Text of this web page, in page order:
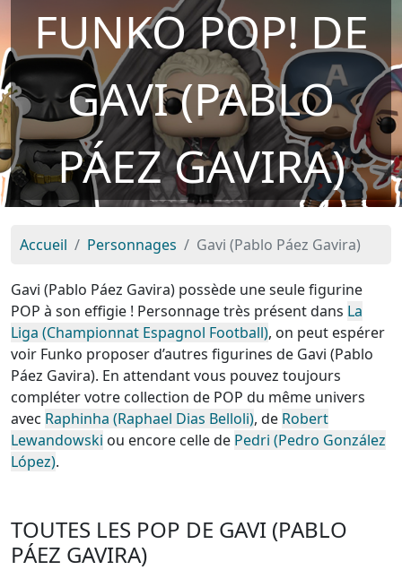
FUNKO POP! DE
GAVI (PABLO
PÁEZ GAVIRA)
Accueil Personnages Gavi (Pablo Páez Gavira)
Gavi (Pablo Páez Gavira) possède une seule figurine
POP à son effigie ! Personnage très présent dans La
Liga (Championnat Espagnol Football), on peut espérer
voir Funko proposer d’autres figurines de Gavi (Pablo
Páez Gavira). En attendant vous pouvez toujours
compléter votre collection de POP du même univers
avec Raphinha (Raphael Dias Belloli), de Robert
Lewandowski ou encore celle de Pedri (Pedro González
López).
TOUTES LES POP DE GAVI (PABLO
PÁEZ GAVIRA)